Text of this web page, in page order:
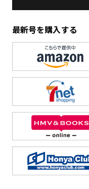
最新号を購入する